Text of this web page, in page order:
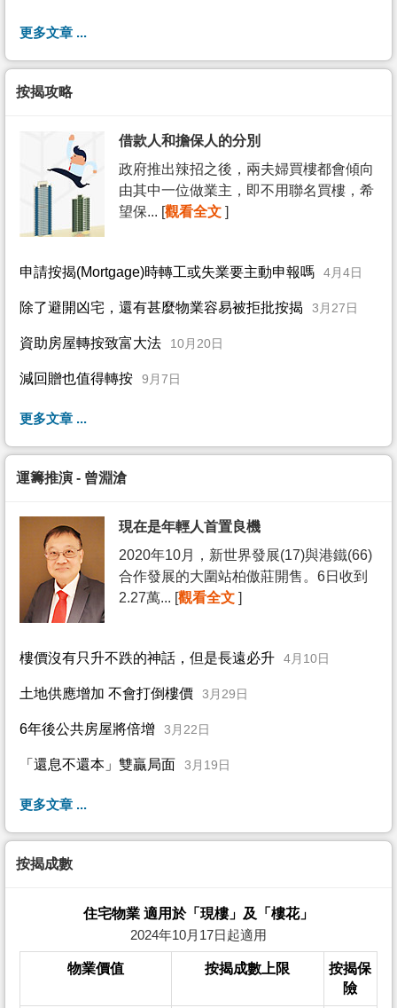
更多文章 ...
按揭攻略
借款人和擔保人的分別
政府推出辣招之後，兩夫婦買樓都會傾向
由其中一位做業主，即不用聯名買樓，希
望保... [觀看全文 ]
申請按揭(Mortgage)時轉工或失業要主動申報嗎 4月4日
除了避開凶宅，還有甚麼物業容易被拒批按揭 3月27日
資助房屋轉按致富大法 10月20日
減回贈也值得轉按 9月7日
更多文章 ...
運籌推演 - 曾淵滄
現在是年輕人首置良機
2020年10月，新世界發展(17)與港鐵(66)
合作發展的大圍站柏傲莊開售。6日收到
2.27萬... [觀看全文 ]
樓價沒有只升不跌的神話，但是長遠必升 4月10日
土地供應增加 不會打倒樓價 3月29日
6年後公共房屋將倍增 3月22日
「還息不還本」雙贏局面 3月19日
更多文章 ...
按揭成數
住宅物業 適用於「現樓」及「樓花」
2024年10月17日起適用
物業價值 按揭成數上限
按揭保
險